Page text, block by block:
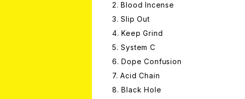
2. Blood Incense
3. Slip Out
4. Keep Grind
5. System C
6. Dope Confusion
7. Acid Chain
8. Black Hole